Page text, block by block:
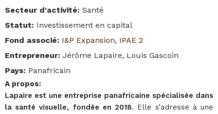
Secteur d'activité: Santé
Statut: Investissement en capital
Fond associé: I&P Expansion, IPAE 2
Entrepreneur: Jérôme Lapaire, Louis Gascoin
Pays: Panafricain
A propos:
Lapaire est une entreprise panafricaine spécialisée dans
la santé visuelle, fondée en 2018. Elle s’adresse à une